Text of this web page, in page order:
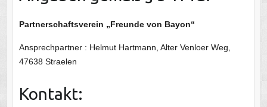
Partnerschaftsverein „Freunde von Bayon“
Ansprechpartner : Helmut Hartmann, Alter Venloer Weg,
47638 Straelen
Kontakt: